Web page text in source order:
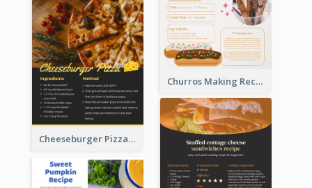
Cheeseburger Pizza Recipe Card
Churros Making Recipe Card